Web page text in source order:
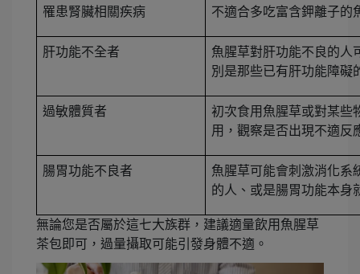
罹患腎臟相關疾病 不適合多吃富含鉀離子的
肝功能不全者
魚腥草對肝功能不良的人
別是那些已有肝功能障礙
過敏體質者
初次食用魚腥草或對某些
用，觀察是否出現不適反
腸胃功能不良者
魚腥草可能會刺激消化系
的人、或是腸胃功能本身
無論您是否屬於這七大族群，建議適量飲用魚腥草
茶包即可，過量攝取可能引發身體不適。